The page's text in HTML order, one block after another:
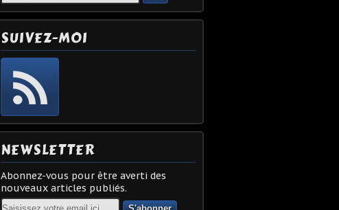
SUIVEZ-MOI
NEWSLETTER
Abonnez-vous pour être averti des
nouveaux articles publiés.
Email